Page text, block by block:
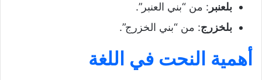
بلعنبر : من “بني العنبر”.
بلخزرج: من “بني الخزرج”.
أهمية النحت في اللغة